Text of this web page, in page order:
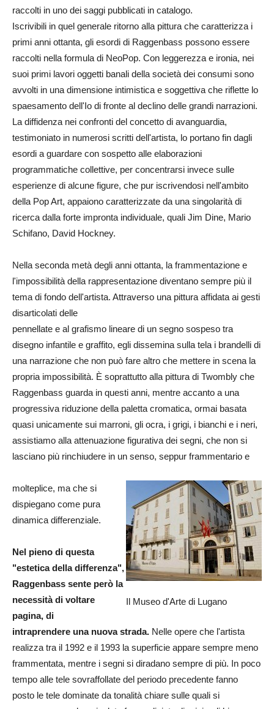
raccolti in uno dei saggi pubblicati in catalogo.
Iscrivibili in quel generale ritorno alla pittura che caratterizza i
primi anni ottanta, gli esordi di Raggenbass possono essere
raccolti nella formula di NeoPop. Con leggerezza e ironia, nei
suoi primi lavori oggetti banali della società dei consumi sono
avvolti in una dimensione intimistica e soggettiva che riflette lo
spaesamento dell'Io di fronte al declino delle grandi narrazioni.
La diffidenza nei confronti del concetto di avanguardia,
testimoniato in numerosi scritti dell'artista, lo portano fin dagli
esordi a guardare con sospetto alle elaborazioni
programmatiche collettive, per concentrarsi invece sulle
esperienze di alcune figure, che pur iscrivendosi nell'ambito
della Pop Art, appaiono caratterizzate da una singolarità di
ricerca dalla forte impronta individuale, quali Jim Dine, Mario
Schifano, David Hockney.
Nella seconda metà degli anni ottanta, la frammentazione e
l'impossibilità della rappresentazione diventano sempre più il
tema di fondo dell'artista. Attraverso una pittura affidata ai gesti
disarticolati delle
pennellate e al grafismo lineare di un segno sospeso tra
disegno infantile e graffito, egli dissemina sulla tela i brandelli di
una narrazione che non può fare altro che mettere in scena la
propria impossibilità. È soprattutto alla pittura di Twombly che
Raggenbass guarda in questi anni, mentre accanto a una
progressiva riduzione della paletta cromatica, ormai basata
quasi unicamente sui marroni, gli ocra, i grigi, i bianchi e i neri,
assistiamo alla attenuazione figurativa dei segni, che non si
lasciano più rinchiudere in un senso, seppur frammentario e
Il Museo d'Arte di Lugano
molteplice, ma che si
dispiegano come pura
dinamica differenziale.
Nel pieno di questa
"estetica della differenza",
Raggenbass sente però la
necessità di voltare
pagina, di
intraprendere una nuova strada. Nelle opere che l'artista
realizza tra il 1992 e il 1993 la superficie appare sempre meno
frammentata, mentre i segni si diradano sempre di più. In poco
tempo alle tele sovraffollate del periodo precedente fanno
posto le tele dominate da tonalità chiare sulle quali si